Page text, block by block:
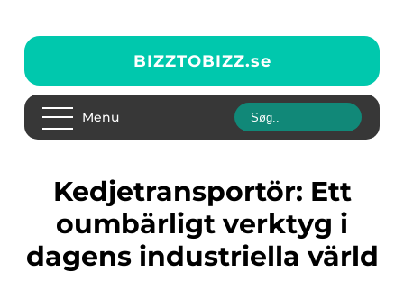
BIZZTOBIZZ.se
Menu
Kedjetransportör: Ett
oumbärligt verktyg i
dagens industriella värld